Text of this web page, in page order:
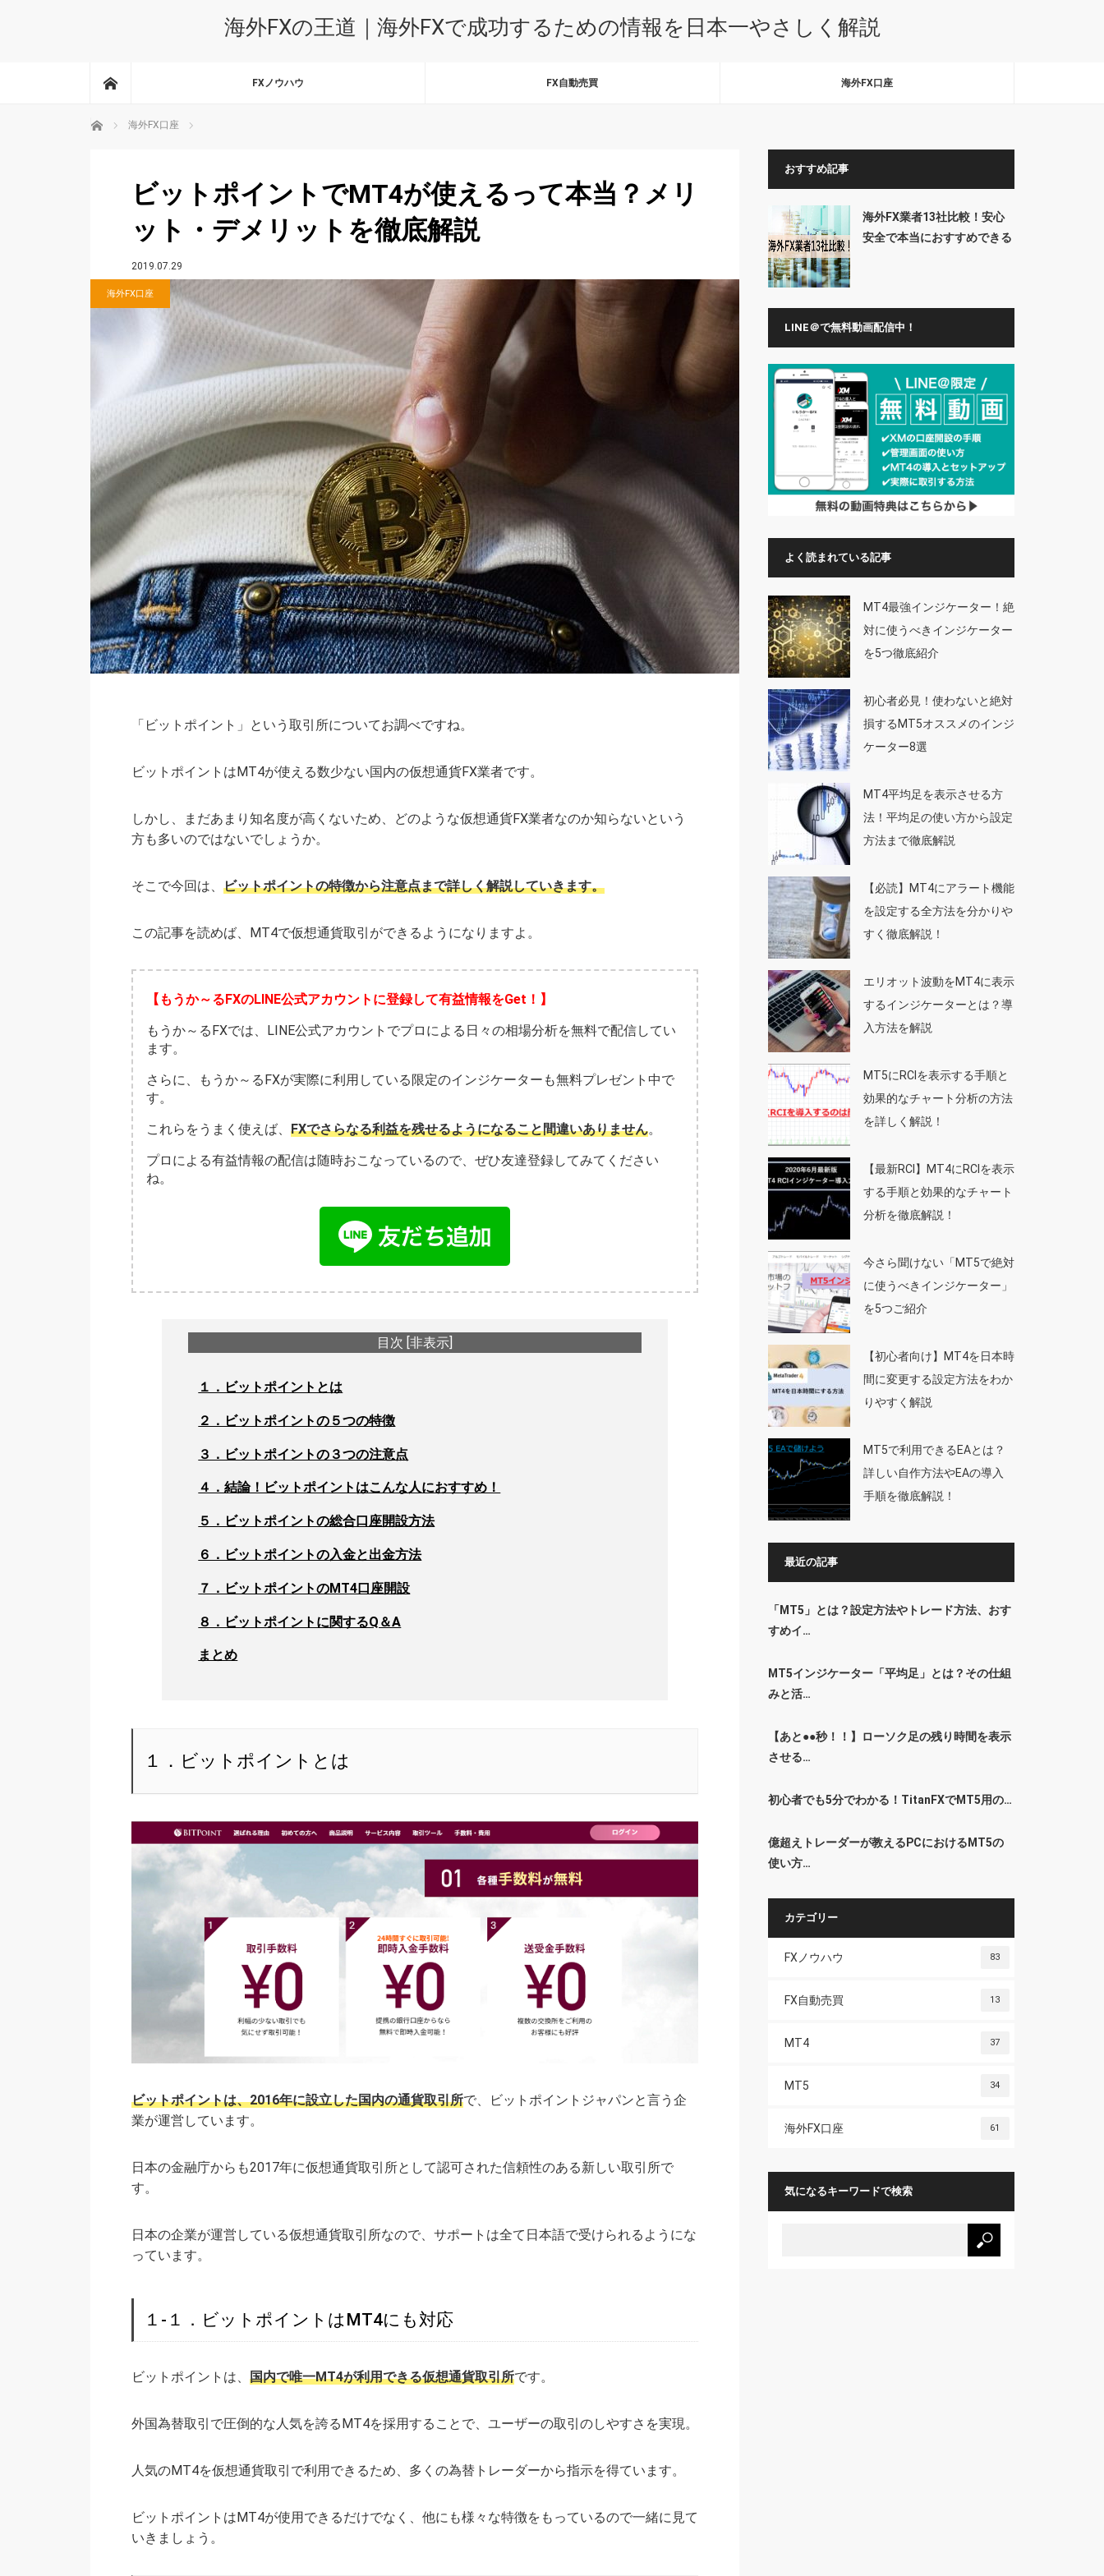
海外FXの王道｜海外FXで成功するための情報を日本一やさしく解説
FXノウハウ FX自動売買 海外FX口座
ホーム 海外FX口座
ビットポイントでMT4が使えるって本当？メリ
ット・デメリットを徹底解説
海外FX口座
2019.07.29
「ビットポイント」という取引所についてお調べですね。
ビットポイントはMT4が使える数少ない国内の仮想通貨FX業者です。
しかし、まだあまり知名度が高くないため、どのような仮想通貨FX業者なのか知らないという
方も多いのではないでしょうか。
そこで今回は、 ビットポイントの特徴から注意点まで詳しく解説していきます。
この記事を読めば、MT4で仮想通貨取引ができるようになりますよ。
【もうか～るFXのLINE公式アカウントに登録して有益情報をGet！】
もうか～るFXでは、LINE公式アカウントでプロによる日々の相場分析を無料で配信してい
ます。
さらに、もうか～るFXが実際に利用している限定のインジケーターも無料プレゼント中で
す。
これらをうまく使えば、 FXでさらなる利益を残せるようになること間違いありません。
プロによる有益情報の配信は随時おこなっているので、ぜひ友達登録してみてください
ね。
目次 [非表示]
１．ビットポイントとは
２．ビットポイントの５つの特徴
３．ビットポイントの３つの注意点
４．結論！ビットポイントはこんな人におすすめ！
５．ビットポイントの総合口座開設方法
６．ビットポイントの入金と出金方法
７．ビットポイントのMT4口座開設
８．ビットポイントに関するQ＆A
まとめ
１．ビットポイントとは
ビットポイントは、2016年に設立した国内の通貨取引所で、ビットポイントジャパンと言う企
業が運営しています。
日本の金融庁からも2017年に仮想通貨取引所として認可された信頼性のある新しい取引所で
す。
日本の企業が運営している仮想通貨取引所なので、サポートは全て日本語で受けられるようにな
っています。
１-１．ビットポイントはMT4にも対応
ビットポイントは、 国内で唯一MT4が利用できる仮想通貨取引所です。
外国為替取引で圧倒的な人気を誇るMT4を採用することで、ユーザーの取引のしやすさを実現。
人気のMT4を仮想通貨取引で利用できるため、多くの為替トレーダーから指示を得ています。
ビットポイントはMT4が使用できるだけでなく、他にも様々な特徴をもっているので一緒に見て
いきましょう。
おすすめ記事
海外FX業者13社比較！安心
安全で本当におすすめできる
LINE＠で無料動画配信中！
よく読まれている記事
MT4最強インジケーター！絶
対に使うべきインジケーター
を5つ徹底紹介
初心者必見！使わないと絶対
損するMT5オススメのインジ
ケーター8選
MT4平均足を表示させる方
法！平均足の使い方から設定
方法まで徹底解説
【必読】MT4にアラート機能
を設定する全方法を分かりや
すく徹底解説！
エリオット波動をMT4に表示
するインジケーターとは？導
入方法を解説
MT5にRCIを表示する手順と
効果的なチャート分析の方法
を詳しく解説！
【最新RCI】MT4にRCIを表示
する手順と効果的なチャート
分析を徹底解説！
今さら聞けない「MT5で絶対
に使うべきインジケーター」
を5つご紹介
【初心者向け】MT4を日本時
間に変更する設定方法をわか
りやすく解説
MT5で利用できるEAとは？
詳しい自作方法やEAの導入
手順を徹底解説！
最近の記事
「MT5」とは？設定方法やトレード方法、おす
すめイ…
MT5インジケーター「平均足」とは？その仕組
みと活…
【あと●●秒！！】ローソク足の残り時間を表示
させる…
初心者でも5分でわかる！TitanFXでMT5用の…
億超えトレーダーが教えるPCにおけるMT5の
使い方…
カテゴリー
FXノウハウ 83
FX自動売買 13
MT4 37
MT5 34
海外FX口座 61
気になるキーワードで検索